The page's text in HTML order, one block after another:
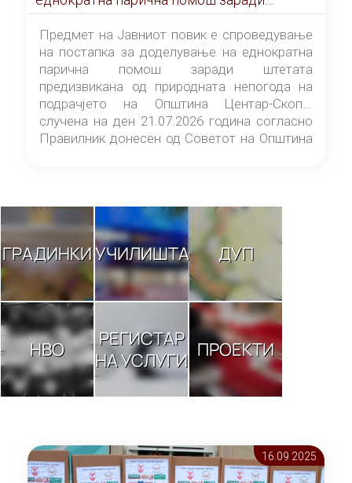
штетата предизвикана од природната
непогода на подрачјето на Општина
Центар-Скопје случена на ден 21.07.2026
година
Предмет на Јавниот повик е спроведување
на постапка за доделување на еднократна
парична помош заради штетата
предизвикана од природната непогода на
подрачјето на Општина Центар-Скопје
случена на ден 21.07.2026 година согласно
Правилник донесен од Советот на Општина
ГРАДИНКИУЧИЛИШТА ДУП
НВО
РЕГИСТАР
НА УСЛУГИ ПРОЕКТИ
16.09 2025